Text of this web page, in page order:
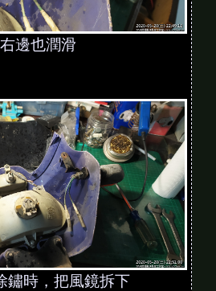
右邊也潤滑
鏽時，把風鏡拆下